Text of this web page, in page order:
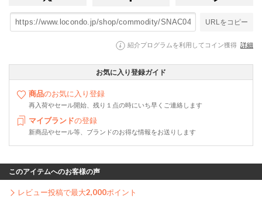
URLをコピー
紹介プログラムを利用してコイン獲得 詳細
お気に入り登録ガイド
商品のお気に入り登録
再入荷やセール開始、残り１点の時にいち早くご連絡します
マイブランドの登録
新商品やセール等、ブランドのお得な情報をお送りします
このアイテムへのお客様の声
レビュー投稿で最大2,000ポイント